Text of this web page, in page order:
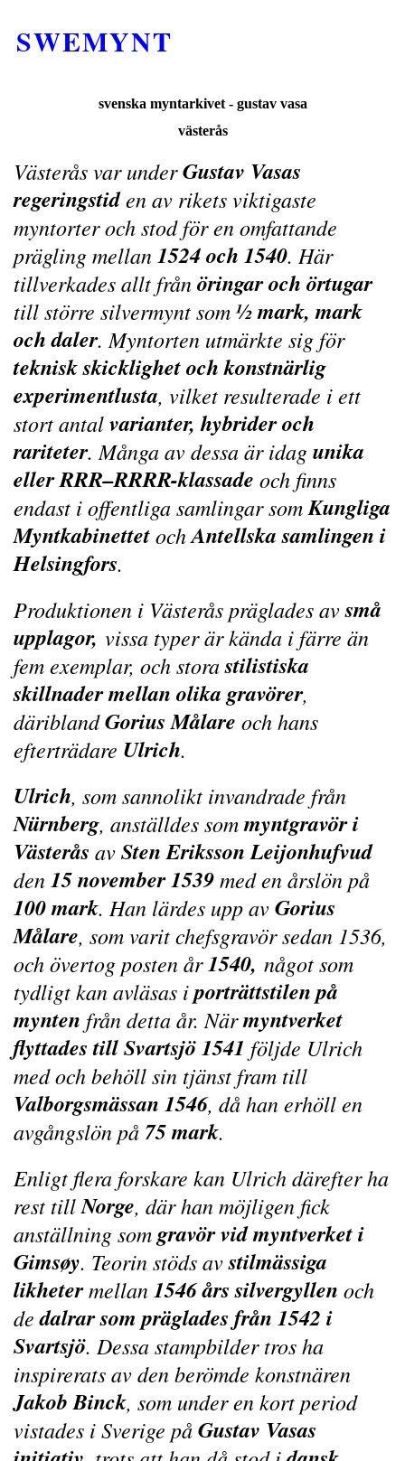
SWEMYNT
svenska myntarkivet - gustav vasa
västerås
Västerås var underGustav Vasas
regeringstiden av rikets viktigaste
myntorter och stod för en omfattande
prägling mellan1524 och 1540. Här
tillverkades allt frånöringar och örtugar
till större silvermynt som½ mark, mark
och daler. Myntorten utmärkte sig för
teknisk skicklighet och konstnärlig
experimentlusta, vilket resulterade i ett
stort antalvarianter, hybrider och
rariteter. Många av dessa är idagunika
eller RRR–RRRR-klassade och finns
endast i offentliga samlingar somKungliga
MyntkabinettetochAntellska samlingen i
Helsingfors.
Produktionen i Västerås präglades avsmå
upplagor, vissa typer är kända i färre än
fem exemplar, och storastilistiska
skillnader mellan olika gravörer,
däriblandGorius Målare och hans
efterträdare Ulrich.
Ulrich, som sannolikt invandrade från
Nürnberg, anställdes sommyntgravör i
Västerås avSten Eriksson Leijonhufvud
den15 november 1539med en årslön på
100 mark. Han lärdes upp avGorius
Målare, som varit chefsgravör sedan 1536,
och övertog posten år1540, något som
tydligt kan avläsas iporträttstilen på
mynten från detta år. Närmyntverket
flyttades till Svartsjö 1541 följde Ulrich
med och behöll sin tjänst fram till
Valborgsmässan 1546, då han erhöll en
avgångslön på 75 mark.
Enligt flera forskare kan Ulrich därefter ha
rest tillNorge, där han möjligen fick
anställning somgravör vid myntverket i
Gimsøy. Teorin stöds avstilmässiga
likhetermellan1546 års silvergyllen och
dedalrar som präglades från 1542 i
Svartsjö. Dessa stampbilder tros ha
inspirerats av den berömde konstnären
Jakob Binck, som under en kort period
vistades i Sverige påGustav Vasas